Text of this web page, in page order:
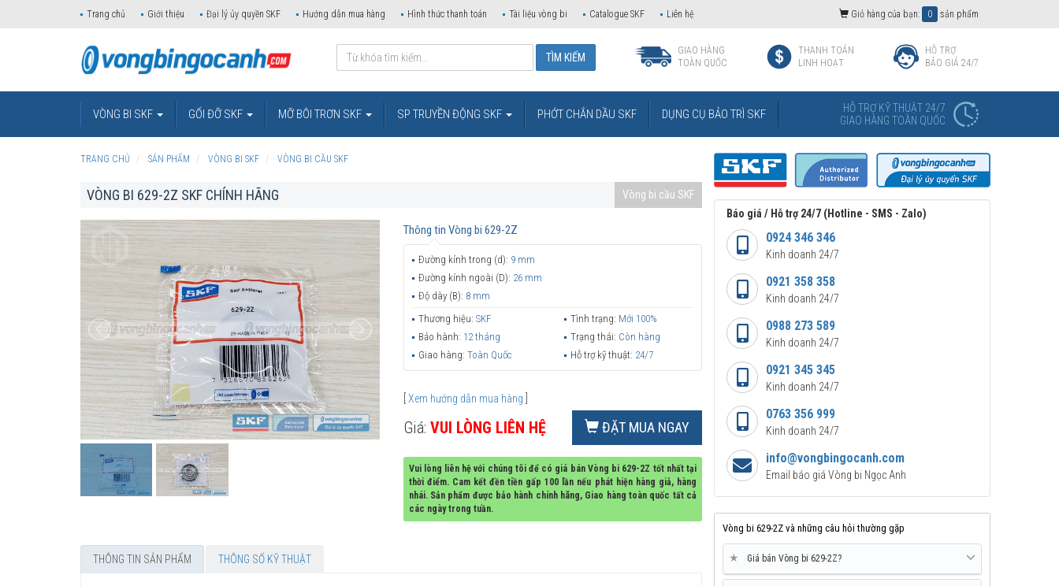
Trang chủ Giới thiệu Đại lý ủy quyền SKF Hướng dẫn mua hàng Hình thức thanh toán Tài liệu vòng bi Catalogue SKF Liên hệ Giỏ hàng của bạn: 0 sản phẩm
GIAO HÀNG
TOÀN QUỐC
THANH TOÁN
LINH HOẠT
HỖ TRỢ
BÁO GIÁ 24/7
VÒNG BI SKF GỐI ĐỠ SKF MỠ BÔI TRƠN SKF SP TRUYỀN ĐỘNG SKF PHỚT CHẮN DẦU SKF DỤNG CỤ BẢO TRÌ SKF
HỖ TRỢ KỸ THUẬT 24/7
GIAO HÀNG TOÀN QUỐC
TRANG CHỦ SẢN PHẨM VÒNG BI SKF VÒNG BI CẦU SKF
VÒNG BI 629-2Z SKF CHÍNH HÃNG Vòng bi cầu SKF
Thông tin Vòng bi 629-2Z
Đường kính trong (d): 9 mm
Đường kính ngoài (D): 26 mm
Độ dày (B): 8 mm
Thương hiệu: SKF Tình trạng: Mới 100%
Bảo hành: 12 tháng Trạng thái: Còn hàng
Giao hàng: Toàn Quốc Hỗ trợ kỹ thuật: 24/7
Xem hướng dẫn mua hàng
Giá: VUI LÒNG LIÊN HỆ ĐẶT MUA NGAY
Vui lòng liên hệ với chúng tôi để có giá bán Vòng bi 629-2Z tốt nhất tại
thời điểm. Cam kết đền tiền gấp 100 lần nếu phát hiện hàng giả, hàng
nhái. Sản phẩm được bảo hành chính hãng, Giao hàng toàn quốc tất cả
các ngày trong tuần.
THÔNG TIN SẢN PHẨM THÔNG SỐ KỸ THUẬT
Báo giá / Hỗ trợ 24/7 (Hotline - SMS - Zalo)
0924 346 346
Kinh doanh 24/7
0921 358 358
Kinh doanh 24/7
0988 273 589
Kinh doanh 24/7
0921 345 345
Kinh doanh 24/7
0763 356 999
Kinh doanh 24/7
info@vongbingocanh.com
Email báo giá Vòng bi Ngọc Anh
Vòng bi 629-2Z và những câu hỏi thường gặp
★ Giá bán Vòng bi 629-2Z?